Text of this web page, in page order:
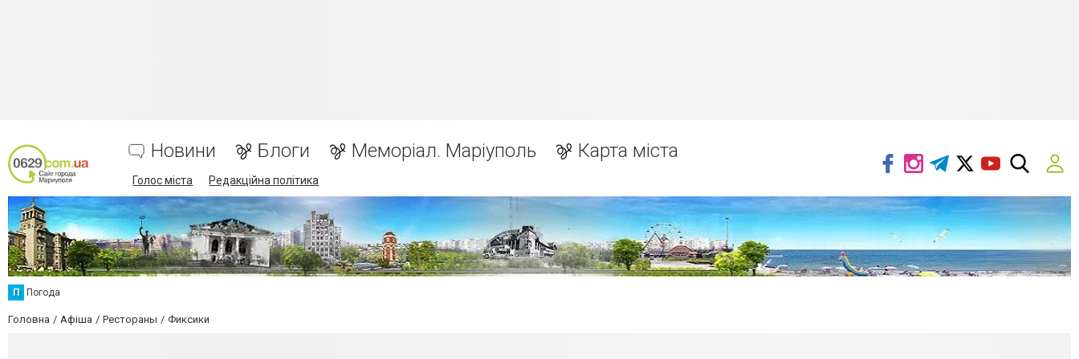
Новини Блоги Меморіал. Маріуполь Карта міста
Голос міста Редакційна політика
П Погода
Головна Афіша Рестораны Фиксики